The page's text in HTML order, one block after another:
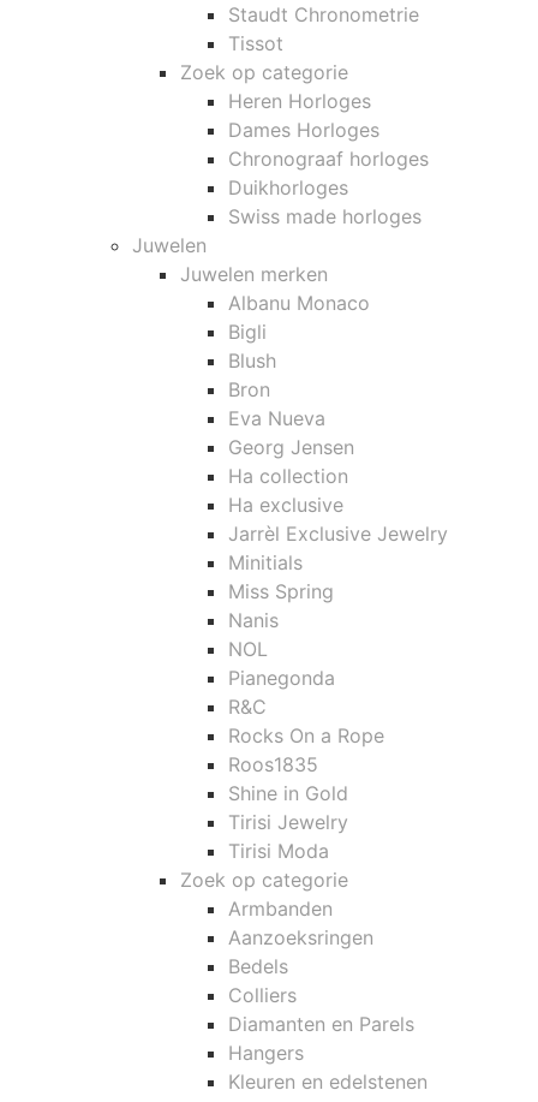
Staudt Chronometrie
Tissot
Zoek op categorie
Heren Horloges
Dames Horloges
Chronograaf horloges
Duikhorloges
Swiss made horloges
Juwelen
Juwelen merken
Albanu Monaco
Bigli
Blush
Bron
Eva Nueva
Georg Jensen
Ha collection
Ha exclusive
Jarrèl Exclusive Jewelry
Minitials
Miss Spring
Nanis
NOL
Pianegonda
R&C
Rocks On a Rope
Roos1835
Shine in Gold
Tirisi Jewelry
Tirisi Moda
Zoek op categorie
Armbanden
Aanzoeksringen
Bedels
Colliers
Diamanten en Parels
Hangers
Kleuren en edelstenen